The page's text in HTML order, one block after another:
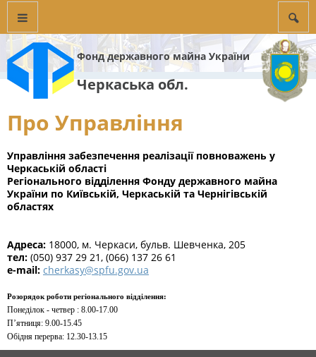
Фонд державного майна України
Черкаська обл.
Про Управління
Управління забезпечення реалізації повноважень у
Черкаській області
Регіонального відділення Фонду державного майна
України по Київській, Черкаській та Чернігівській
областях
Адреса: 18000, м. Черкаси, бульв. Шевченка, 205
тел: (050)​ 937 29 21, (066) 137 26 61
e-mail: cherkasy@spfu.gov.ua
Розорядок роботи регіонального відділення:
Понеділок - четвер : 8.00-17.00
П’ятниця: 9.00-15.45
Обідня перерва: 12.30-13.15